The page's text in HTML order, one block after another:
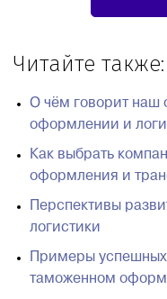
Читайте также:
О чём говорит наш
оформлении и
Как выбрать
оформления и
Перспективы
логистики
Примеры успешных
таможенном